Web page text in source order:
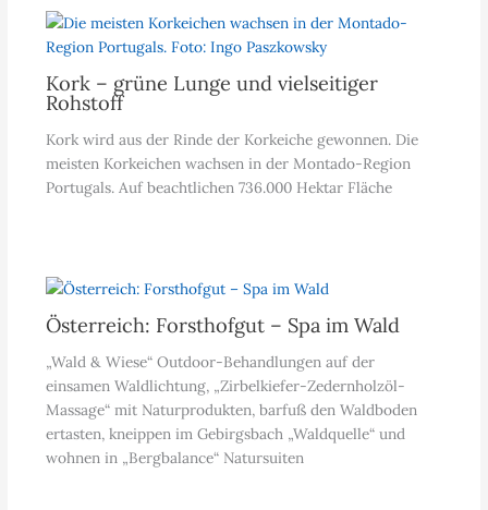
Kork – grüne Lunge und vielseitiger
Rohstoff
Kork wird aus der Rinde der Korkeiche gewonnen. Die
meisten Korkeichen wachsen in der Montado-Region
Portugals. Auf beachtlichen 736.000 Hektar Fläche
Österreich: Forsthofgut – Spa im Wald
„Wald & Wiese“ Outdoor-Behandlungen auf der
einsamen Waldlichtung, „Zirbelkiefer-Zedernholzöl-
Massage“ mit Naturprodukten, barfuß den Waldboden
ertasten, kneippen im Gebirgsbach „Waldquelle“ und
wohnen in „Bergbalance“ Natursuiten